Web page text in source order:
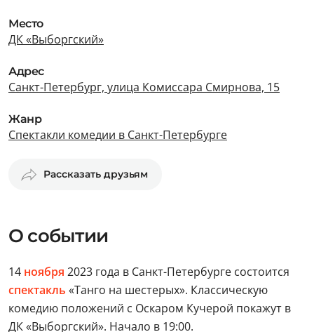
Место
ДК «Выборгский»
Адрес
Санкт-Петербург, улица Комиссара Смирнова, 15
Жанр
Спектакли комедии в Санкт-Петербурге
Рассказать друзьям
О событии
14 ноября 2023 года в Санкт-Петербурге состоится
спектакль «Танго на шестерых». Классическую
комедию положений с Оскаром Кучерой покажут в
ДК «Выборгский». Начало в 19:00.